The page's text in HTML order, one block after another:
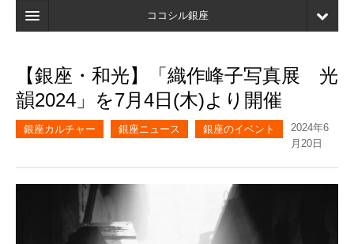
ココシル銀座
検索
店舗・施設最新情報
ブックマーク
【銀座・和光】「織作峰子写真展 光
韻2024」を7月4日(木)より開催
銀座カルチャー 銀座ニュース 銀座のイベント
2024年6
月20日